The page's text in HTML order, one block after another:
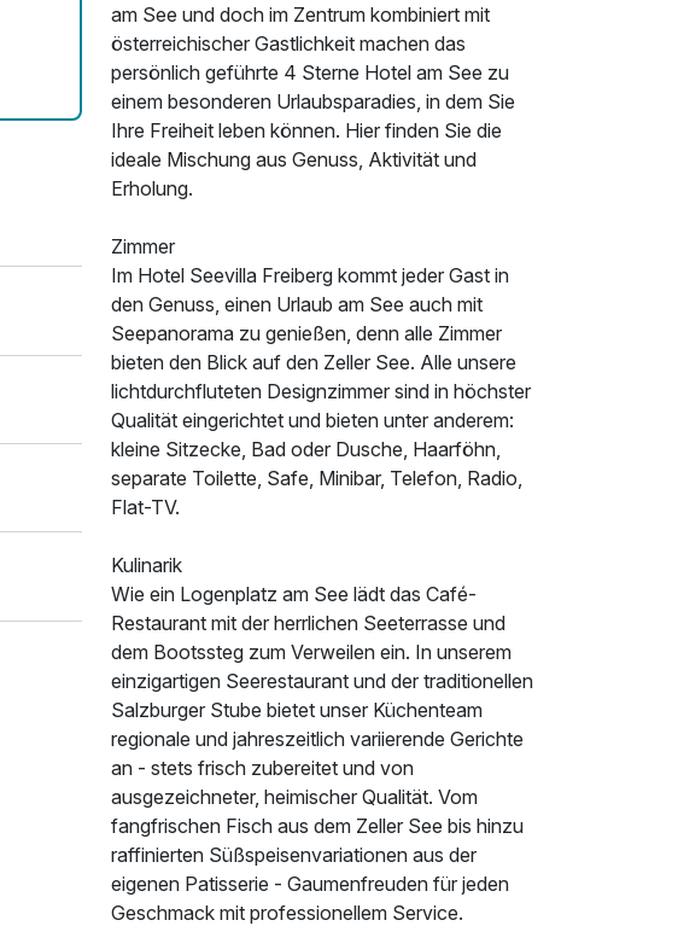
am See und doch im Zentrum kombiniert mit
österreichischer Gastlichkeit machen das
persönlich geführte 4 Sterne Hotel am See zu
einem besonderen Urlaubsparadies, in dem Sie
Ihre Freiheit leben können. Hier finden Sie die
ideale Mischung aus Genuss, Aktivität und
Erholung.
Zimmer
Im Hotel Seevilla Freiberg kommt jeder Gast in
den Genuss, einen Urlaub am See auch mit
Seepanorama zu genießen, denn alle Zimmer
bieten den Blick auf den Zeller See. Alle unsere
lichtdurchfluteten Designzimmer sind in höchster
Qualität eingerichtet und bieten unter anderem:
kleine Sitzecke, Bad oder Dusche, Haarföhn,
separate Toilette, Safe, Minibar, Telefon, Radio,
Flat-TV.
Kulinarik
Wie ein Logenplatz am See lädt das Café-
Restaurant mit der herrlichen Seeterrasse und
dem Bootssteg zum Verweilen ein. In unserem
einzigartigen Seerestaurant und der traditionellen
Salzburger Stube bietet unser Küchenteam
regionale und jahreszeitlich variierende Gerichte
an - stets frisch zubereitet und von
ausgezeichneter, heimischer Qualität. Vom
fangfrischen Fisch aus dem Zeller See bis hinzu
raffinierten Süßspeisenvariationen aus der
eigenen Patisserie - Gaumenfreuden für jeden
Geschmack mit professionellem Service.